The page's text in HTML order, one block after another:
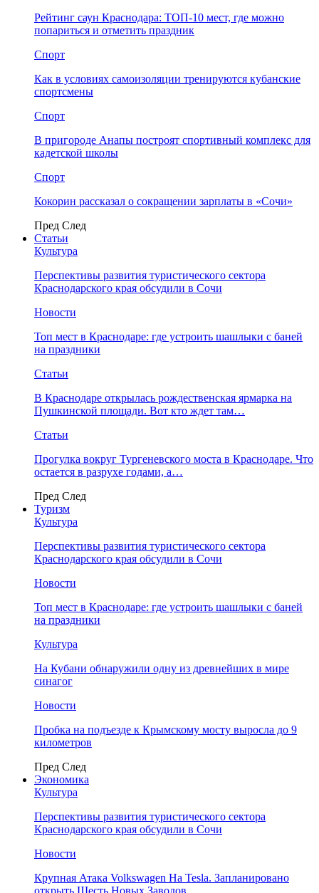
Рейтинг саун Краснодара: ТОП-10 мест, где можно
попариться и отметить праздник
Спорт
Как в условиях самоизоляции тренируются кубанские
спортсмены
Спорт
В пригороде Анапы построят спортивный комплекс для
кадетской школы
Спорт
Кокорин рассказал о сокращении зарплаты в «Сочи»
Пред След
Статьи
Культура
Перспективы развития туристического сектора
Краснодарского края обсудили в Сочи
Новости
Топ мест в Краснодаре: где устроить шашлыки с баней
на праздники
Статьи
В Краснодаре открылась рождественская ярмарка на
Пушкинской площади. Вот кто ждет там…
Статьи
Прогулка вокруг Тургеневского моста в Краснодаре. Что
остается в разрухе годами, а…
Пред След
Туризм
Культура
Перспективы развития туристического сектора
Краснодарского края обсудили в Сочи
Новости
Топ мест в Краснодаре: где устроить шашлыки с баней
на праздники
Культура
На Кубани обнаружили одну из древнейших в мире
синагог
Новости
Пробка на подъезде к Крымскому мосту выросла до 9
километров
Пред След
Экономика
Культура
Перспективы развития туристического сектора
Краснодарского края обсудили в Сочи
Новости
Крупная Атака Volkswagen На Tesla. Запланировано
открыть Шесть Новых Заводов